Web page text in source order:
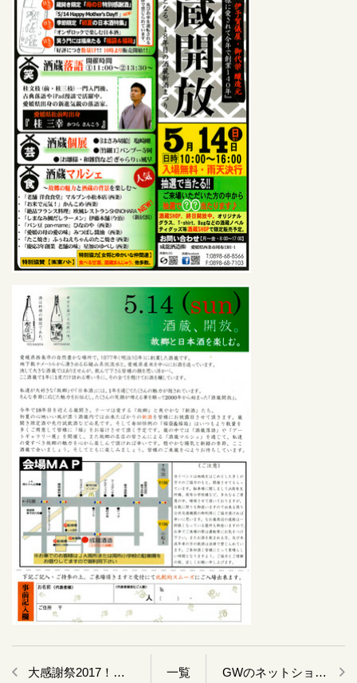
大感謝祭2017！開催決定！ 一覧 GWのネットショッピングについて